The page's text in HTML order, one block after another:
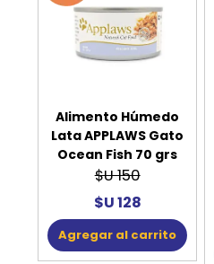
Alimento Húmedo
Lata APPLAWS Gato
Ocean Fish 70 grs
$U 150
$U 128
Agregar al carrito